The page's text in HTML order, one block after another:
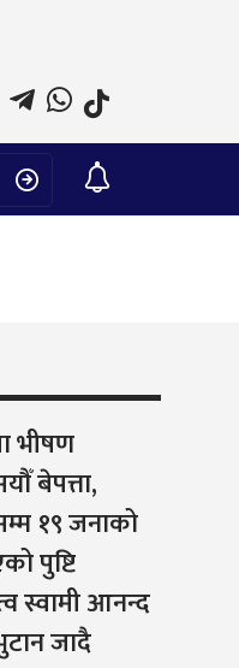
भीषण
बेपत्ता,
१९ जनाको
पुष्टि
स्वामी आनन्द
जादै